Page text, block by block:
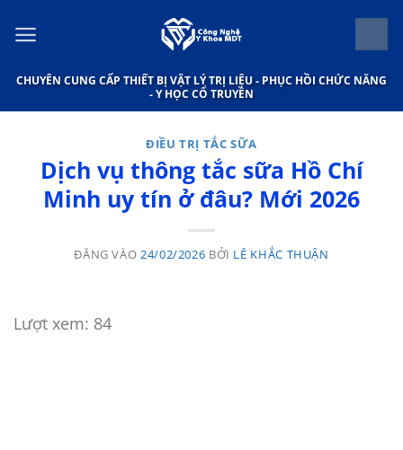
qua
dung
CHUYÊN CUNG CẤP THIẾT BỊ VẬT LÝ TRỊ LIỆU - PHỤC HỒI CHỨC NĂNG
- Y HỌC CỔ TRUYỀN
ĐIỀU TRỊ TẮC SỮA
Dịch vụ thông tắc sữa Hồ Chí
Minh uy tín ở đâu? Mới 2026
ĐĂNG VÀO 24/02/2026 BỞI LÊ KHẮC THUẬN
Lượt xem: 84